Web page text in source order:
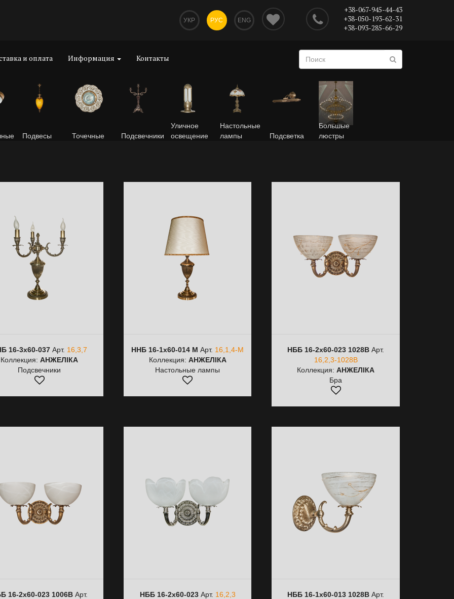
УКР РУС ENG
+38-067-945-44-43
+38-050-193-62-31
+38-093-285-66-29
и оплата Информация Контакты
Подвесы Точечные Подсвечники
Уличное
освещение
Настольные
лампы
Подсветка
Большые
люстры
16-3х60-037 Арт. 16,3,7
Коллекция:АНЖЕЛІКА
Подсвечники
ННБ 16-1х60-014 M Арт. 16,1,4-M
Коллекция: АНЖЕЛІКА
Настольные лампы
НББ 16-2х60-023 1028B Арт.
16,2,3-1028B
Коллекция:АНЖЕЛІКА
Бра
16-2х60-023 1006B Арт.
НББ 16-2х60-023Арт. 16,2,3
НББ 16-1х60-013 1028B Арт.